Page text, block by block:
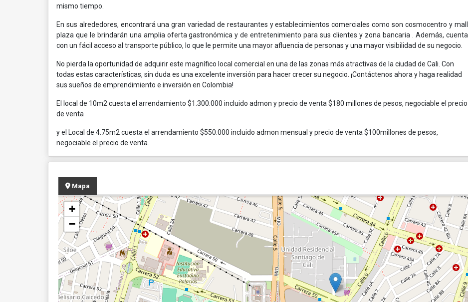
mismo tiempo.
En sus alrededores, encontrará una gran variedad de restaurantes y establecimientos comerciales como son cosmocentro y mall
plaza que le brindarán una amplia oferta gastronómica y de entretenimiento para sus clientes y zona bancaria . Además, cuenta
con un fácil acceso al transporte público, lo que le permite una mayor afluencia de personas y una mayor visibilidad de su negocio.
No pierda la oportunidad de adquirir este magnífico local comercial en una de las zonas más atractivas de la ciudad de Cali. Con
todas estas características, sin duda es una excelente inversión para hacer crecer su negocio. ¡Contáctenos ahora y haga realidad
sus sueños de emprendimiento e inversión en Colombia!
El local de 10m2 cuesta el arrendamiento $1.300.000 incluido admon y precio de venta $180 millones de pesos, negociable el precio
de venta
y el Local de 4.75m2 cuesta el arrendamiento $550.000 incluido admon mensual y precio de venta $100millones de pesos,
negociable el precio de venta.
Mapa
+
−